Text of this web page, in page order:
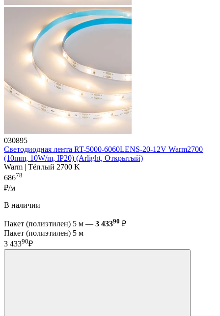
030895
Светодиодная лента RT-5000-6060LENS-20-12V Warm2700
(10mm, 10W/m, IP20) (Arlight, Открытый)
Warm | Тёплый 2700 K
68678
₽/м
В наличии
Пакет (полиэтилен) 5 м — 3 43390 ₽
Пакет (полиэтилен) 5 м
3 43390₽